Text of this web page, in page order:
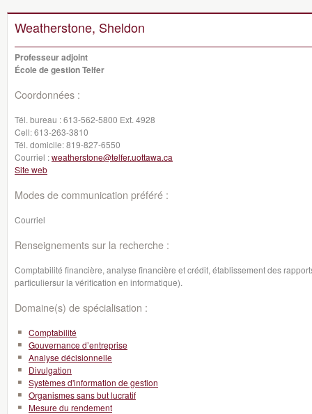
Weatherstone, Sheldon
Professeur adjoint
École de gestion Telfer
Coordonnées :
Tél. bureau :613-562-5800 Ext. 4928
Cell:613-263-3810
Tél. domicile:819-827-6550
Courriel :weatherstone@telfer.uottawa.ca
Site web
Modes de communication préféré :
Courriel
Renseignements sur la recherche :
Comptabilité financière, analyse financière et crédit, établissement des
particuliersur la vérification en informatique).
Domaine(s) de spécialisation :
Comptabilité
Gouvernance d’entreprise
Analyse décisionnelle
Divulgation
Systèmes d'information de gestion
Organismes sans but lucratif
Mesure du rendement